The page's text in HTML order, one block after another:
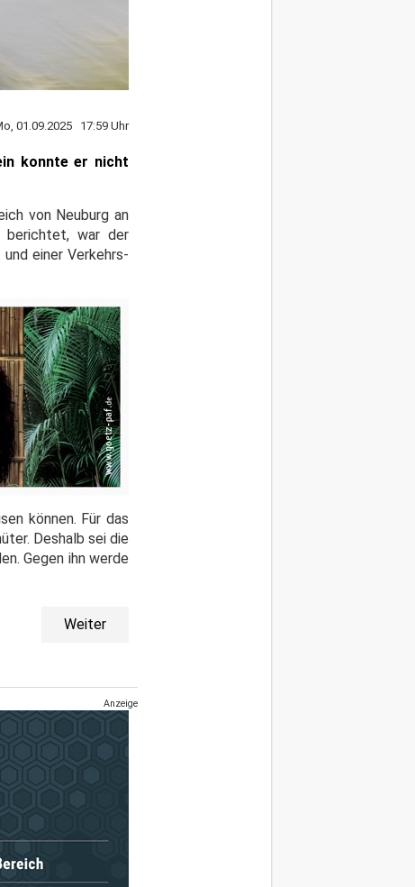
01.09.2025 17:59 Uhr
konnte er nicht
von Neuburg an
berichtet, war der
einer Verkehrs-
können. Für das
Deshalb sei die
Gegen ihn werde
Weiter
Anzeige